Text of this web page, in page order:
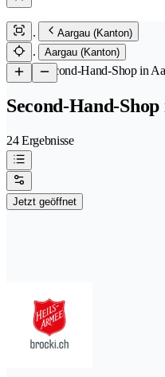
Aargau (Kanton)
Aargau (Kanton)
/Second-Hand-Shop in
Second-Hand-
24 Ergebnisse
Jetzt geöffnet